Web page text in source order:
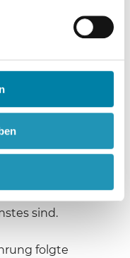
Das
aber sei der
fühlten. In
die
gefährdet,
fester
sind.
folgte